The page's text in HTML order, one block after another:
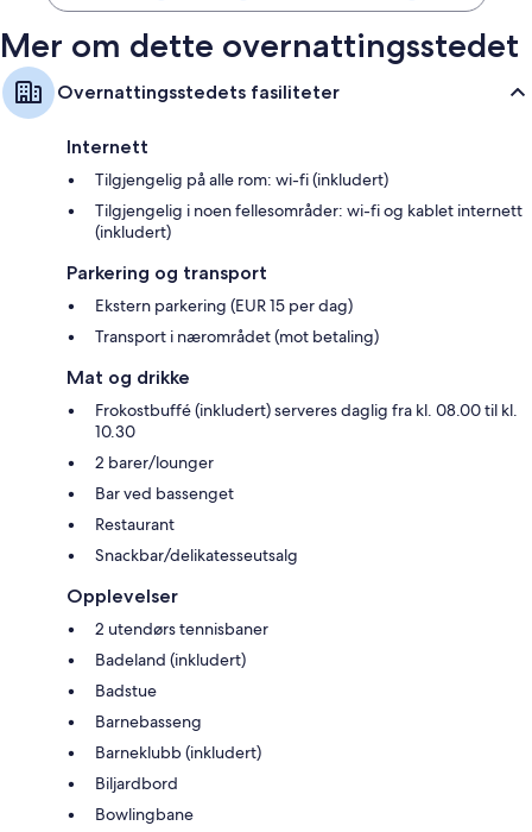
Mer om dette overnattingsstedet
Overnattingsstedets fasiliteter
Internett
Tilgjengelig på alle rom: wi-fi (inkludert)
Tilgjengelig i noen fellesområder: wi-fi og kablet internett
(inkludert)
Parkering og transport
Ekstern parkering (EUR 15 per dag)
Transport i nærområdet (mot betaling)
Mat og drikke
Frokostbuffé (inkludert) serveres daglig fra kl. 08.00 til kl.
10.30
2 barer/lounger
Bar ved bassenget
Restaurant
Snackbar/delikatesseutsalg
Opplevelser
2 utendørs tennisbaner
Badeland (inkludert)
Badstue
Barnebasseng
Barneklubb (inkludert)
Biljardbord
Bowlingbane